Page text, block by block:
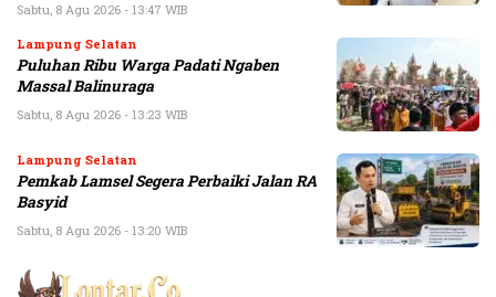
Sabtu, 8 Agu 2026 - 13:47 WIB
Lampung Selatan
Puluhan Ribu Warga Padati Ngaben
Massal Balinuraga
Sabtu, 8 Agu 2026 - 13:23 WIB
Lampung Selatan
Pemkab Lamsel Segera Perbaiki Jalan RA
Basyid
Sabtu, 8 Agu 2026 - 13:20 WIB